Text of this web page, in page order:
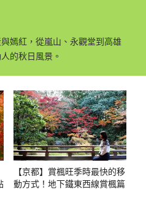
嫣紅，從嵐山、永觀堂到高雄
的秋日風景。
【京都】賞楓旺季時最快的移
動方式！地下鐵東西線賞楓篇